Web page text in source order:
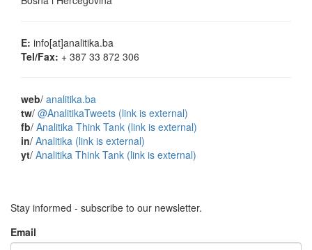
E: info[at]analitika.ba
Tel/Fax: + 387 33 872 306
web/ analitika.ba
tw/ @AnalitikaTweets (link is external)
fb/ Analitika Think Tank (link is external)
in/ Analitika (link is external)
yt/ Analitika Think Tank (link is external)
Stay informed - subscribe to our newsletter.
Email